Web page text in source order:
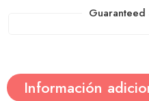
Guaranteed
Información